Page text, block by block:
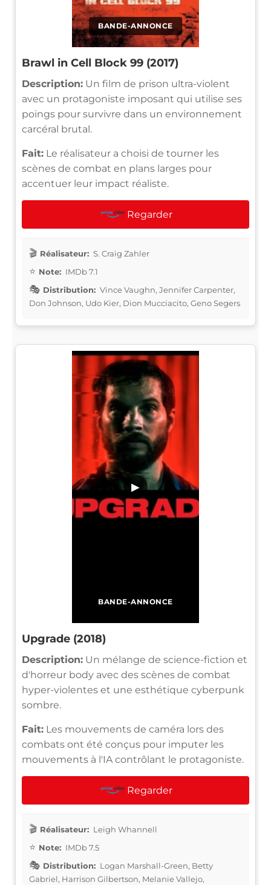
BANDE-ANNONCE
Brawl in Cell Block 99 (2017)
Description: Un film de prison ultra-violent
avec un protagoniste imposant qui utilise ses
poings pour survivre dans un environnement
carcéral brutal.
Fait: Le réalisateur a choisi de tourner les
scènes de combat en plans larges pour
accentuer leur impact réaliste.
Regarder
Réalisateur: S. Craig Zahler
Note: IMDb 7.1
Distribution: Vince Vaughn, Jennifer Carpenter,
Don Johnson, Udo Kier, Dion Mucciacito, Geno Segers
BANDE-ANNONCE
▶
Upgrade (2018)
Description: Un mélange de science-fiction et
d'horreur body avec des scènes de combat
hyper-violentes et une esthétique cyberpunk
sombre.
Fait: Les mouvements de caméra lors des
combats ont été conçus pour imputer les
mouvements à l'IA contrôlant le protagoniste.
Regarder
Réalisateur: Leigh Whannell
Note: IMDb 7.5
Distribution: Logan Marshall-Green, Betty
Gabriel, Harrison Gilbertson, Melanie Vallejo,